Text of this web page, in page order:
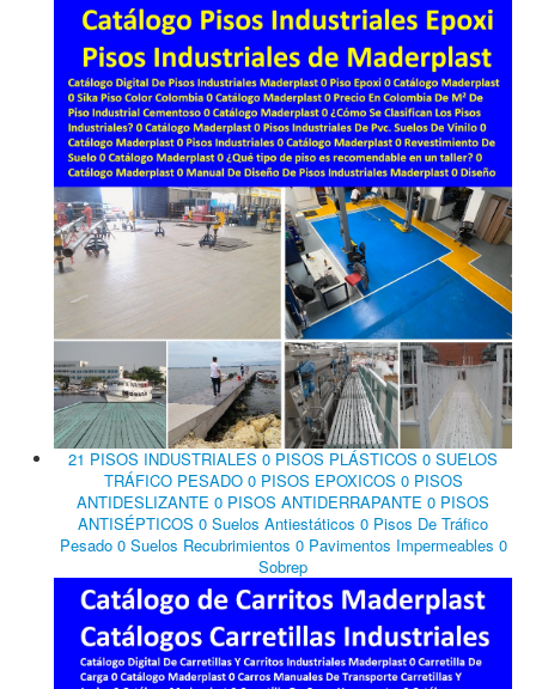
21 PISOS INDUSTRIALES 0 PISOS PLÁSTICOS 0 SUELOS
TRÁFICO PESADO 0 PISOS EPOXICOS 0 PISOS
ANTIDESLIZANTE 0 PISOS ANTIDERRAPANTE 0 PISOS
ANTISÉPTICOS 0 Suelos Antiestáticos 0 Pisos De Tráfico
Pesado 0 Suelos Recubrimientos 0 Pavimentos Impermeables 0
Sobrep